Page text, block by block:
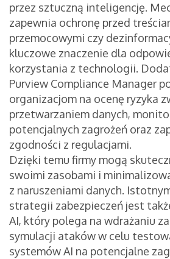
przez sztuczną inteligencję.
zapewnia ochronę przed
przemocowymi czy
kluczowe znaczenie dla
korzystania z technologii.
Purview Compliance Manager
organizacjom na ocenę ryzyka
przetwarzaniem danych,
potencjalnych zagrożeń oraz
zgodności z regulacjami.
Dzięki temu firmy mogą
swoimi zasobami i
z naruszeniami danych.
strategii zabezpieczeń jest
AI, który polega na wdrażaniu
symulacji ataków w celu
systemów AI na potencjalne